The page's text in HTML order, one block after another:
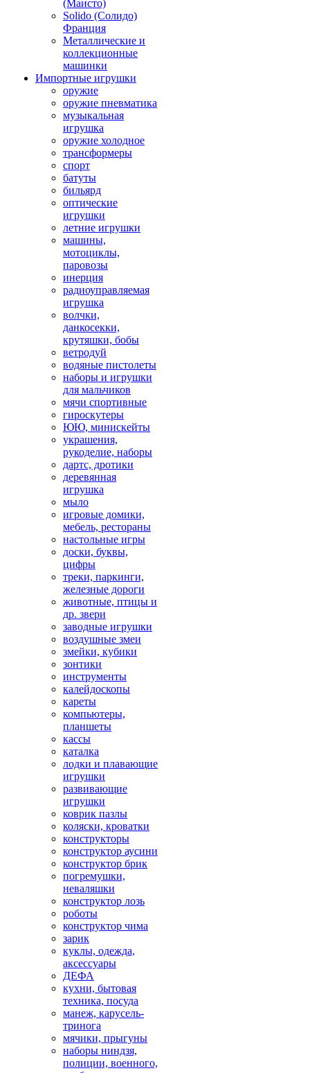
(Маисто)
Solido (Солидо)
Франция
Металлические и
коллекционные
машинки
Импортные игрушки
оружие
оружие пневматика
музыкальная
игрушка
оружие холодное
трансформеры
спорт
батуты
бильярд
оптические
игрушки
летние игрушки
машины,
мотоциклы,
паровозы
инерция
радиоуправляемая
игрушка
волчки,
данкосекки,
крутяшки, бобы
ветродуй
водяные пистолеты
наборы и игрушки
для мальчиков
мячи спортивные
гироскутеры
ЮЮ, минискейты
украшения,
рукоделие, наборы
дартс, дротики
деревянная
игрушка
мыло
игровые домики,
мебель, рестораны
настольные игры
доски, буквы,
цифры
треки, паркинги,
железные дороги
животные, птицы и
др. звери
заводные игрушки
воздушные змеи
змейки, кубики
зонтики
инструменты
калейдоскопы
кареты
компьютеры,
планшеты
кассы
каталка
лодки и плавающие
игрушки
развивающие
игрушки
коврик пазлы
коляски, кроватки
конструкторы
конструктор аусини
конструктор брик
погремушки,
неваляшки
конструктор лозь
роботы
конструктор чима
зарик
куклы, одежда,
аксессуары
ДЕФА
кухни, бытовая
техника, посуда
манеж, карусель-
тринога
мячики, прыгуны
наборы ниндзя,
полиции, военного,